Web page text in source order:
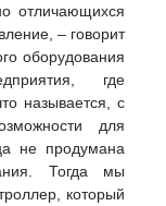
отличающихся
– говорит
оборудования
где
называется, с
для
не продумана
Тогда мы
который